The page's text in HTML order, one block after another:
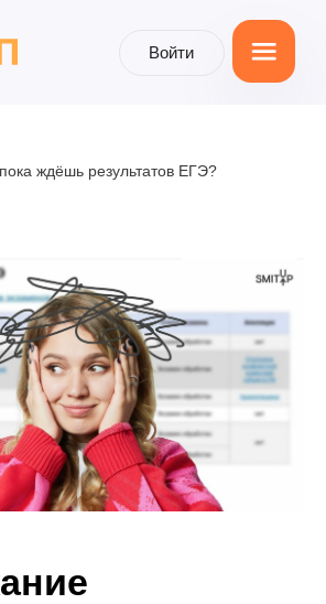
ждёшь результатов ЕГЭ?